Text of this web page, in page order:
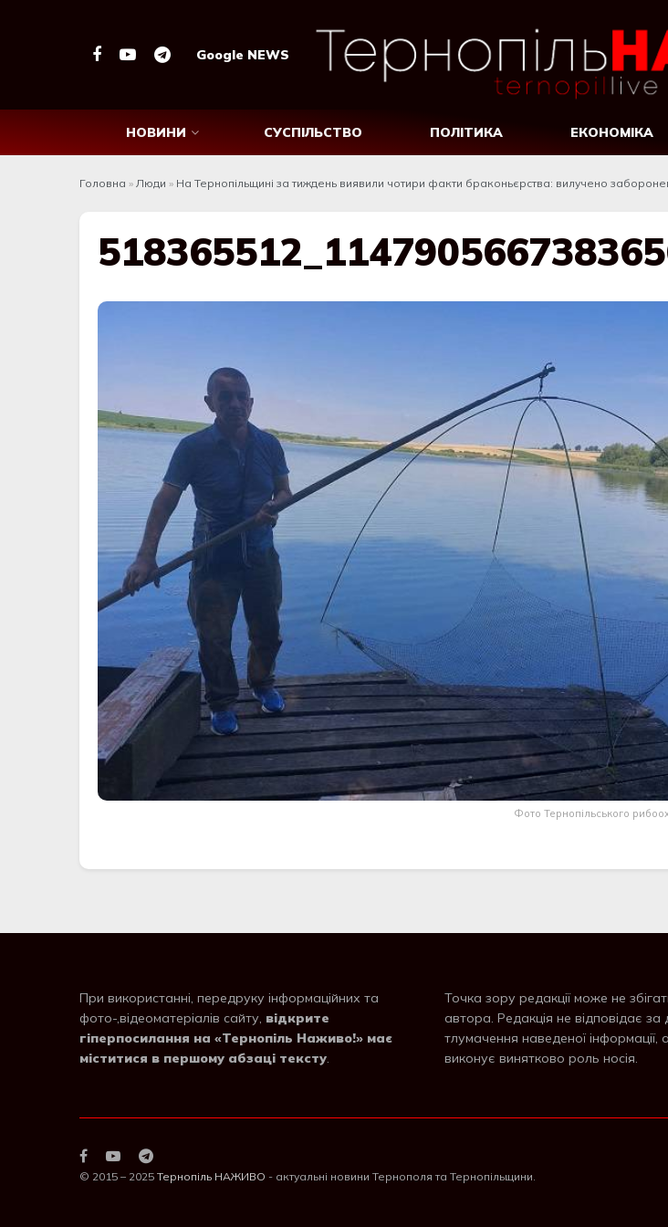
Google NEWS
НОВИНИ СУСПІЛЬСТВО ПОЛІТИКА ЕКОНОМІКА
Головна » Люди » На Тернопільщині за тиждень виявили чотири факти браконьєрства: вилучено
Фото Тернопільського
При використанні, передруку інформаційних та
фото-,відеоматеріалів сайту, відкрите
гіперпосилання на «Тернопіль Наживо!» має
міститися в першому абзаці тексту.
Точка зору редакції може не
автора. Редакція не відповідає за
тлумачення наведеної інформації,
виконує винятково роль носія.
© 2015 – 2025 Тернопіль НАЖИВО - актуальні новини Тернополя та Тернопільщини.